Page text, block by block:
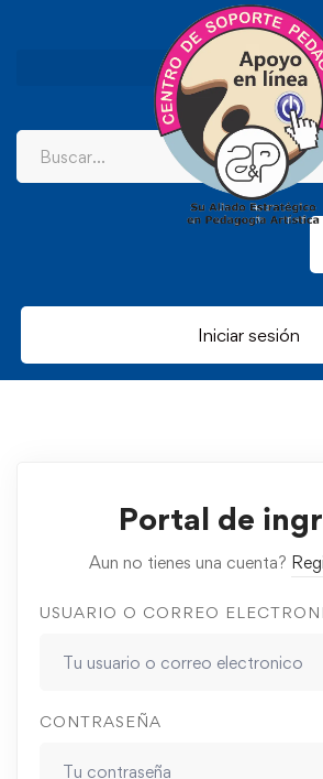
Iniciar sesión
Portal de
Aun no tienes una cuenta?
USUARIO O CORREO
CONTRASEÑA